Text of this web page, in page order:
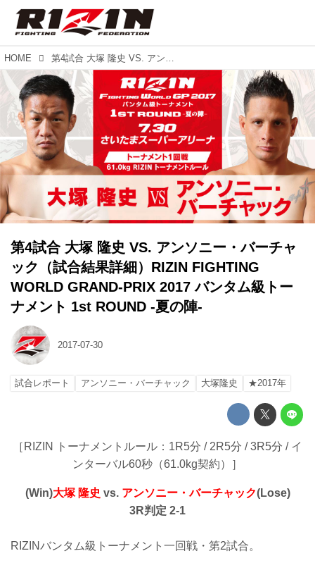
HOME 第4試合 大塚 隆史 VS. アンソニー・バーチャック（試合結果詳細）RIZIN FIGHTING WORLD GRAND-PRIX 2017 バンタム級トーナメント 1st ROUND -夏の陣-
第4試合 大塚 隆史 VS. アンソニー・バーチャ
ック（試合結果詳細）RIZIN FIGHTING
WORLD GRAND-PRIX 2017 バンタム級トー
ナメント 1st ROUND -夏の陣-
2017-07-30
試合レポート アンソニー・バーチャック 大塚隆史 ★2017年
［RIZIN トーナメントルール：1R5分 / 2R5分 / 3R5分 / イ
ンターバル60秒（61.0kg契約）］
(Win)大塚 隆史 vs. アンソニー・バーチャック(Lose)
3R判定 2-1
RIZINバンタム級トーナメント一回戦・第2試合。